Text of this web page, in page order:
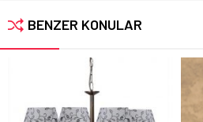
BENZER KONULAR